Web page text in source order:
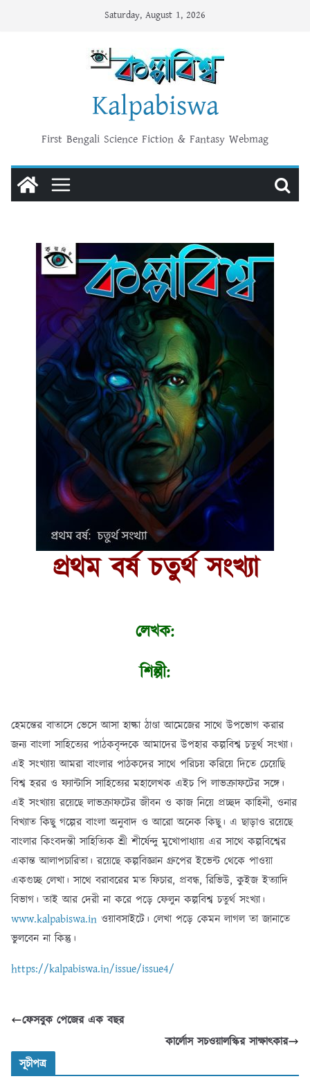
Saturday, August 1, 2026
Kalpabiswa
First Bengali Science Fiction & Fantasy Webmag
প্রথম বর্ষ চতুর্থ সংখ্যা
লেখক:
শিল্পী:
হেমন্তের বাতাসে ভেসে আসা হাল্কা ঠাণ্ডা আমেজের সাথে উপভোগ করার
জন্য বাংলা সাহিত্যের পাঠকবৃন্দকে আমাদের উপহার কল্পবিশ্ব চতুর্থ সংখ্যা।
এই সংখ্যায় আমরা বাংলার পাঠকদের সাথে পরিচয় করিয়ে দিতে চেয়েছি
বিশ্ব হরর ও ফ্যান্টাসি সাহিত্যের মহালেখক এইচ পি লাভক্রাফটের সঙ্গে।
এই সংখ্যায় রয়েছে লাভক্রাফটের জীবন ও কাজ নিয়ে প্রচ্ছদ কাহিনী, ওনার
বিখ্যাত কিছু গল্পের বাংলা অনুবাদ ও আরো অনেক কিছু। এ ছাড়াও রয়েছে
বাংলার কিংবদন্তী সাহিত্যিক শ্রী শীর্ষেন্দু মুখোপাধ্যায় এর সাথে কল্পবিশ্বের
একান্ত আলাপচারিতা। রয়েছে কল্পবিজ্ঞান গ্রুপের ইভেন্ট থেকে পাওয়া
একগুচ্ছ লেখা। সাথে বরাবরের মত ফিচার, প্রবন্ধ, রিভিউ, কুইজ ইত্যাদি
বিভাগ। তাই আর দেরী না করে পড়ে ফেলুন কল্পবিশ্ব চতুর্থ সংখ্যা।
www.kalpabiswa.in ওয়াবসাইটে। লেখা পড়ে কেমন লাগল তা জানাতে
ভুলবেন না কিন্তু।
https://kalpabiswa.in/issue/issue4/
ফেসবুক পেজের এক বছর
কার্লোস সচওয়ালস্কির সাক্ষাৎকার
সূচীপত্র